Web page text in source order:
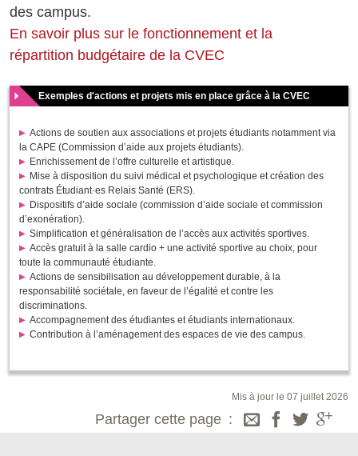
des campus.
En savoir plus sur le fonctionnement et la
répartition budgétaire de la CVEC
Exemples d'actions et projets mis en place grâce à la CVEC
Actions de soutien aux associations et projets étudiants notamment via
la CAPE (Commission d’aide aux projets étudiants).
Enrichissement de l’offre culturelle et artistique.
Mise à disposition du suivi médical et psychologique et création des
contrats Étudiant·es Relais Santé (ERS).
Dispositifs d’aide sociale (commission d’aide sociale et commission
d’exonération).
Simplification et généralisation de l’accès aux activités sportives.
Accès gratuit à la salle cardio + une activité sportive au choix, pour
toute la communauté étudiante.
Actions de sensibilisation au développement durable, à la
responsabilité sociétale, en faveur de l’égalité et contre les
discriminations.
Accompagnement des étudiantes et étudiants internationaux.
Contribution à l’aménagement des espaces de vie des campus.
Mis à jour le 07 juillet 2026
Partager cette page